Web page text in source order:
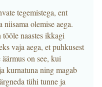
tegemistega, ent
olemise aega.
naastes ikkagi
vaja aega, et puhkusest
on see, kui
kurnatuna ning magab
tühi tunne ja